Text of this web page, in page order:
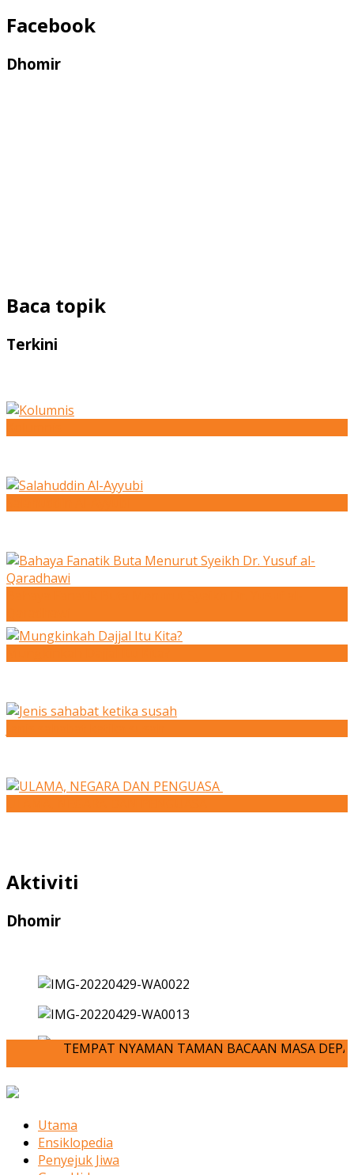
Facebook
Dhomir
Baca topik
Terkini
Aktiviti
Dhomir
TEMPAT NYAMAN TAMAN BACAAN MASA
Utama
Ensiklopedia
Penyejuk Jiwa